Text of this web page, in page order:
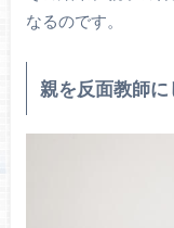
なるのです。
親を反面教師に